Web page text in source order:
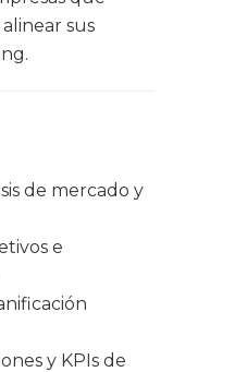
sus
de mercado y
e
y KPIs de